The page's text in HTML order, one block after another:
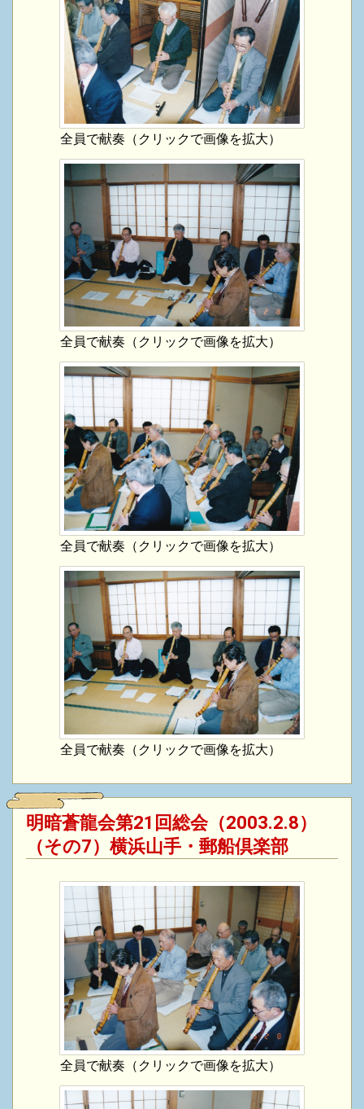
全員で献奏（クリックで画像を拡大）
全員で献奏（クリックで画像を拡大）
全員で献奏（クリックで画像を拡大）
全員で献奏（クリックで画像を拡大）
明暗蒼龍会第21回総会（2003.2.8）
（その7）横浜山手・郵船倶楽部
全員で献奏（クリックで画像を拡大）